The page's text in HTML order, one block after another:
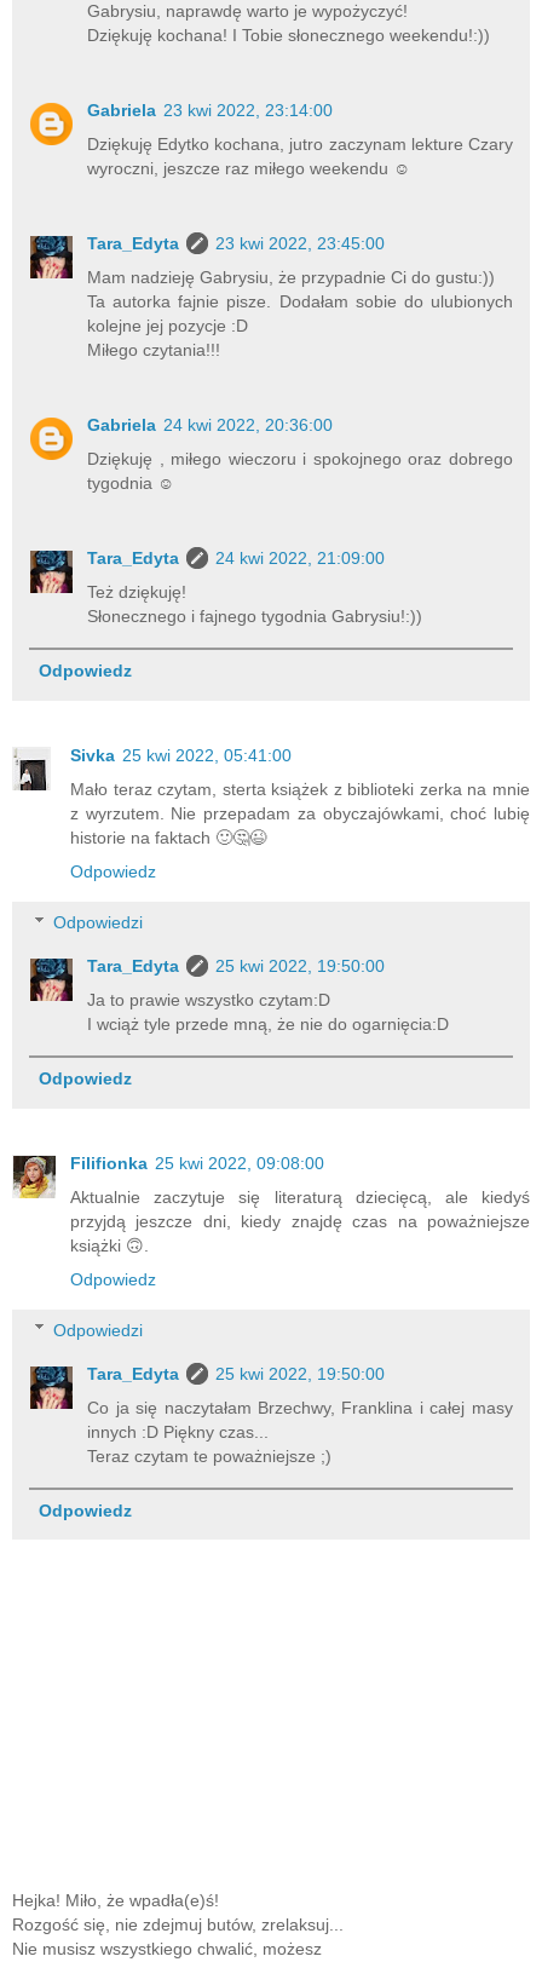
Gabrysiu, naprawdę warto je wypożyczyć!
Dziękuję kochana! I Tobie słonecznego weekendu!:))
Gabriela 23 kwi 2022, 23:14:00
Dziękuję Edytko kochana, jutro zaczynam lekture Czary
wyroczni, jeszcze raz miłego weekendu ☺
Tara_Edyta
23 kwi 2022, 23:45:00
Mam nadzieję Gabrysiu, że przypadnie Ci do gustu:))
Ta autorka fajnie pisze. Dodałam sobie do ulubionych
kolejne jej pozycje :D
Miłego czytania!!!
Gabriela 24 kwi 2022, 20:36:00
Dziękuję , miłego wieczoru i spokojnego oraz dobrego
tygodnia ☺
Tara_Edyta
24 kwi 2022, 21:09:00
Też dziękuję!
Słonecznego i fajnego tygodnia Gabrysiu!:))
Odpowiedz
Sivka 25 kwi 2022, 05:41:00
Mało teraz czytam, sterta książek z biblioteki zerka na mnie
z wyrzutem. Nie przepadam za obyczajówkami, choć lubię
historie na faktach 🙂🤔😉
Odpowiedz
Odpowiedzi
Tara_Edyta
25 kwi 2022, 19:50:00
Ja to prawie wszystko czytam:D
I wciąż tyle przede mną, że nie do ogarnięcia:D
Odpowiedz
Filifionka 25 kwi 2022, 09:08:00
Aktualnie zaczytuje się literaturą dziecięcą, ale kiedyś
przyjdą jeszcze dni, kiedy znajdę czas na poważniejsze
książki 🙃.
Odpowiedz
Odpowiedzi
Tara_Edyta
25 kwi 2022, 19:50:00
Co ja się naczytałam Brzechwy, Franklina i całej masy
innych :D Piękny czas...
Teraz czytam te poważniejsze ;)
Odpowiedz
Hejka! Miło, że wpadła(e)ś!
Rozgość się, nie zdejmuj butów, zrelaksuj...
Nie musisz wszystkiego chwalić, możesz